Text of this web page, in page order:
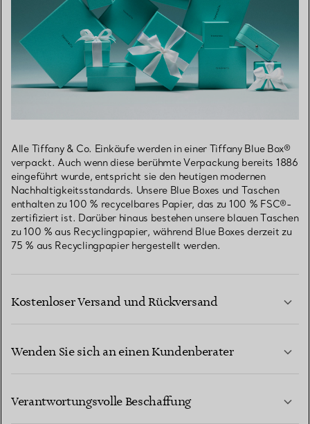
Alle Tiffany & Co. Einkäufe werden in einer Tiffany Blue Box®
verpackt. Auch wenn diese berühmte Verpackung bereits 1886
eingeführt wurde, entspricht sie den heutigen modernen
Nachhaltigkeitsstandards. Unsere Blue Boxes und Taschen
enthalten zu 100 % recycelbares Papier, das zu 100 % FSC®-
zertifiziert ist. Darüber hinaus bestehen unsere blauen Taschen
zu 100 % aus Recyclingpapier, während Blue Boxes derzeit zu
75 % aus Recyclingpapier hergestellt werden.
Kostenloser Versand und Rückversand
Wenden Sie sich an einen Kundenberater
Verantwortungsvolle Beschaffung